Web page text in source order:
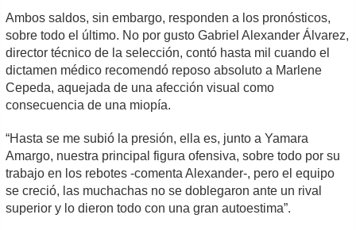
Ambos saldos, sin embargo, responden a los pronósticos,
sobre todo el último. No por gusto Gabriel Alexander Álvarez,
director técnico de la selección, contó hasta mil cuando el
dictamen médico recomendó reposo absoluto a Marlene
Cepeda, aquejada de una afección visual como
consecuencia de una miopía.
“Hasta se me subió la presión, ella es, junto a Yamara
Amargo, nuestra principal figura ofensiva, sobre todo por su
trabajo en los rebotes -comenta Alexander-, pero el equipo
se creció, las muchachas no se doblegaron ante un rival
superior y lo dieron todo con una gran autoestima”.